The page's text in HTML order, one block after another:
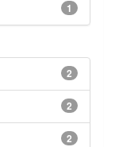
1
2
2
2